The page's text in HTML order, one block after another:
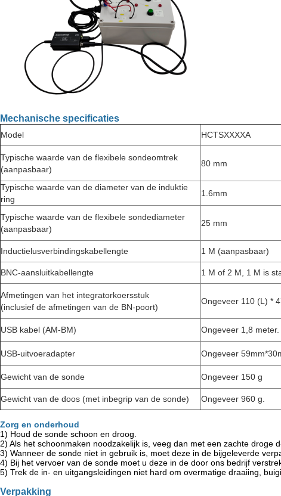
Mechanische specificaties
Model HCTSXXXXA
Typische waarde van de flexibele sondeomtrek
(aanpasbaar)
80 mm
Typische waarde van de diameter van de induktie
ring
1.6mm
Typische waarde van de flexibele sondediameter
(aanpasbaar)
25 mm
Inductielusverbindingskabellengte 1 M (aanpasbaar)
BNC-aansluitkabellengte 1 M of 2 M, 1 M is
Afmetingen van het integratorkoersstuk
(inclusief de afmetingen van de BN-poort)
Ongeveer 110 (L) *
USB kabel (AM-BM) Ongeveer 1,8 meter.
USB-uitvoeradapter Ongeveer
Gewicht van de sonde Ongeveer 150 g
Gewicht van de doos (met inbegrip van de sonde) Ongeveer 960 g.
Zorg en onderhoud
1) Houd de sonde schoon en droog.
2) Als het schoonmaken noodzakelijk is, veeg dan met een zachte droge
3) Wanneer de sonde niet in gebruik is, moet deze in de bijgeleverde
4) Bij het vervoer van de sonde moet u deze in de door ons bedrijf
5) Trek de in- en uitgangsleidingen niet hard om overmatige draaiing,
Verpakking